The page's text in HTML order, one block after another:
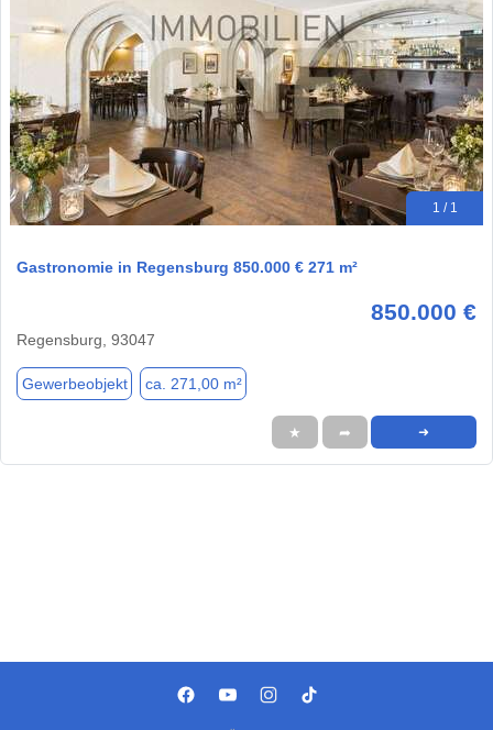
1 / 1
Gastronomie in Regensburg 850.000 € 271 m²
850.000 €
Regensburg, 93047
Gewerbeobjekt ca. 271,00 m²
★ ➦ ➜